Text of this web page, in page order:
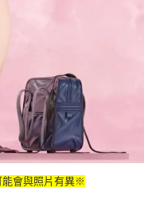
會與照片有異※